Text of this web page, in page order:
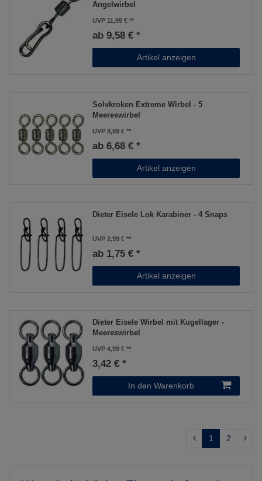
Angelwirbel
UVP 11,99 €
ab 9,58 € *
Artikel anzeigen
Solvkroken Extreme Wirbel - 5
Meereswirbel
UVP 8,99 €
ab 6,68 € *
Artikel anzeigen
Dieter Eisele Lok Karabiner - 4 Snaps
UVP 2,99 €
ab 1,75 € *
Artikel anzeigen
Dieter Eisele Wirbel mit Kugellager -
Meereswirbel
UVP 4,99 €
3,42 € *
In den Warenkorb
1 2